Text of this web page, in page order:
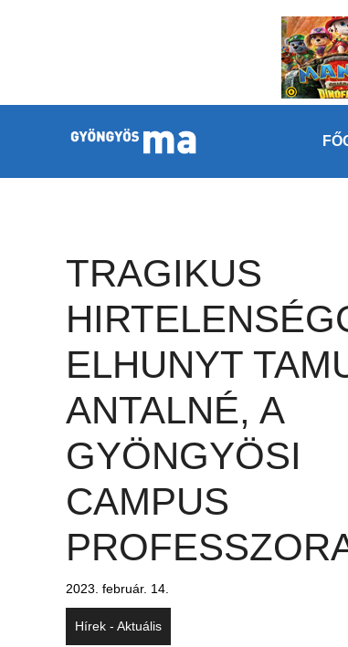
TRAGIKUS
ELHUNYT
ANTALNÉ, A
GYÖNGYÖSI
CAMPUS
2023. február. 14.
Hírek - Aktuális